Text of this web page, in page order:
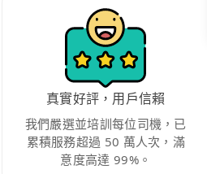
真實好評，用戶信賴
我們嚴選並培訓每位司機，已
累積服務超過 50 萬人次，滿
意度高達 99%。